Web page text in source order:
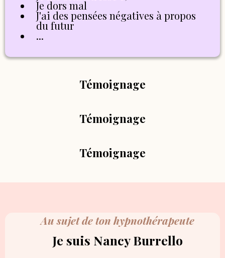
Je dors mal
J'ai des pensées négatives à propos
du futur
...
Témoignage
Témoignage
Témoignage
Au sujet de ton hypnothérapeute
Je suis Nancy Burrello